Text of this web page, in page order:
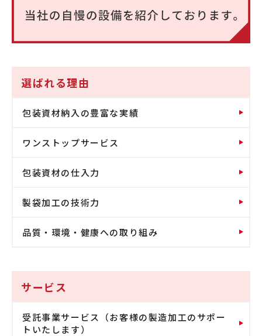
選ばれる理由
包装資材納入の豊富な実績
ワンストップサービス
包装資材の仕入力
製袋加工の技術力
品質・環境・健康への取り組み
サービス
受託事業サービス（お客様の製造加工のサポー
トいたします）